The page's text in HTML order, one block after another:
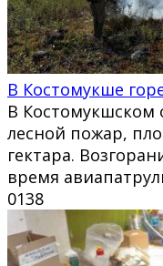
В Костомукше
В Костомукшском
лесной пожар,
гектара.
время
0138